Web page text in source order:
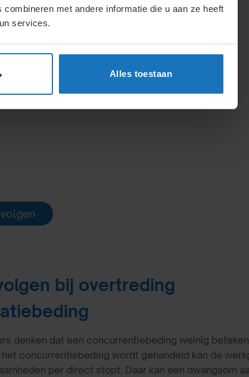
met andere informatie die u aan ze heeft
services.
Alles toestaan
van
nodig, maar
in zulke
bij overtreding
denken dat een concurrentiebeding weinig
concurrentiebeding wordt gehandeld kan de
per direct stopt. Daar kan een dwangsom